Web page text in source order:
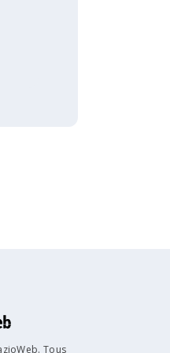
Tous